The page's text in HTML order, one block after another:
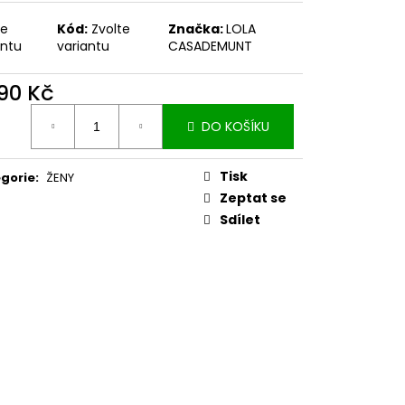
Kód: Zvolte
variantu
Značka:LOLA
CASADEMUNT
Kč
DO KOŠÍKU
: ŽENY
Tisk
Zeptat se
Sdílet
BUNDA ČERNÁ
Kč